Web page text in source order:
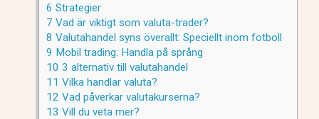
6 Strategier
7 Vad är viktigt som valuta-trader?
8 Valutahandel syns överallt: Speciellt inom fotboll
9 Mobil trading: Handla på språng
10 3 alternativ till valutahandel
11 Vilka handlar valuta?
12 Vad påverkar valutakurserna?
13 Vill du veta mer?